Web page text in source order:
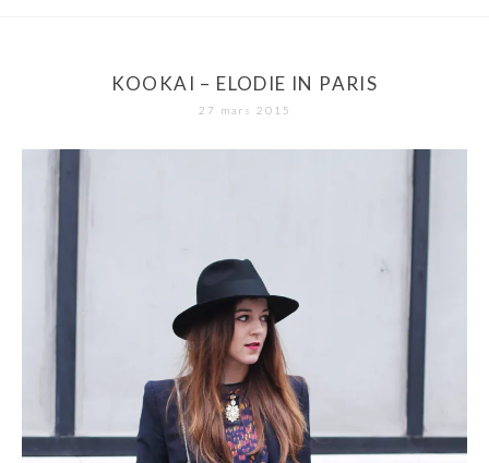
KOOKAI – ELODIE IN PARIS
27 mars 2015